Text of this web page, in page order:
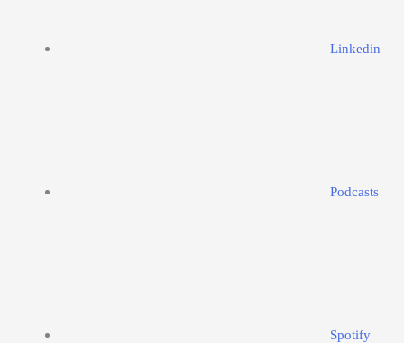
Linkedin
Podcasts
Spotify